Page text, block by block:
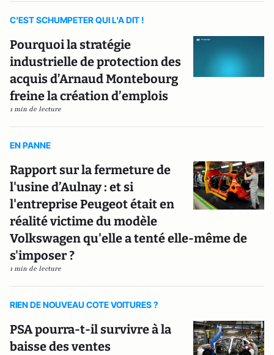
C'EST SCHUMPETER QUI L'A DIT !
Pourquoi la stratégie
industrielle de protection des
acquis d’Arnaud Montebourg
freine la création d’emplois
1 min de lecture
EN PANNE
Rapport sur la fermeture de
l'usine d’Aulnay : et si
l'entreprise Peugeot était en
réalité victime du modèle
Volkswagen qu'elle a tenté elle-même de
s'imposer ?
1 min de lecture
RIEN DE NOUVEAU COTE VOITURES ?
PSA pourra-t-il survivre à la
baisse des ventes